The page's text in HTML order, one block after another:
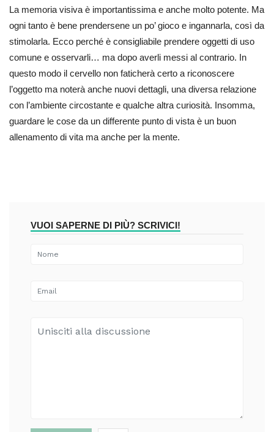
La memoria visiva è importantissima e anche molto potente. Ma
ogni tanto è bene prendersene un po’ gioco e ingannarla, così da
stimolarla. Ecco perché è consigliabile prendere oggetti di uso
comune e osservarli… ma dopo averli messi al contrario. In
questo modo il cervello non faticherà certo a riconoscere
l’oggetto ma noterà anche nuovi dettagli, una diversa relazione
con l’ambiente circostante e qualche altra curiosità. Insomma,
guardare le cose da un differente punto di vista è un buon
allenamento di vita ma anche per la mente.
VUOI SAPERNE DI PIÙ? SCRIVICI!